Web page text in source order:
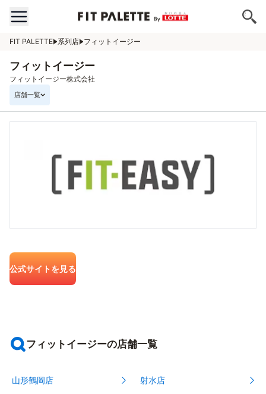
FIT PALETTE 系列店 フィットイージー
フィットイージー
フィットイージー株式会社
店舗一覧
公式サイトを見る
フィットイージーの店舗一覧
山形鶴岡店 射水店